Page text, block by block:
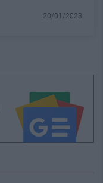
20/01/2023